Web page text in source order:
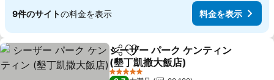
9件のサイトの料金を表示 料金を表示
シェアお気に入りに追加
シーザー パーク ケンティン
(墾丁凱撒大飯店)
5 ホテルのランク